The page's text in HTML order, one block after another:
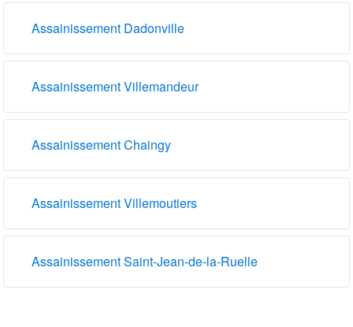
Assainissement Dadonville
Assainissement Villemandeur
Assainissement Chaingy
Assainissement Villemoutiers
Assainissement Saint-Jean-de-la-Ruelle